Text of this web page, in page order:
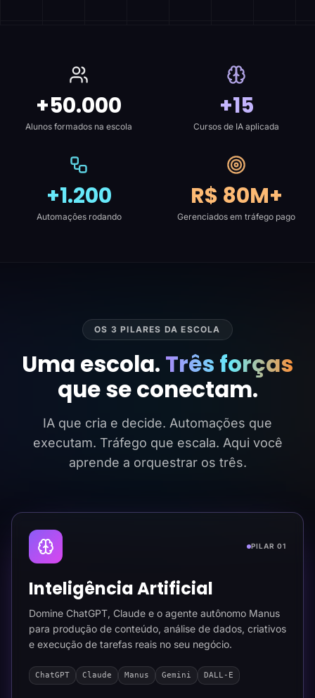
+50.000
Alunos formados na escola
+15
Cursos de IA aplicada
+1.200
Automações rodando
R$ 80M+
Gerenciados em tráfego pago
OS 3 PILARES DA ESCOLA
Uma escola. Três forças
que se conectam.
IA que cria e decide. Automações que
executam. Tráfego que escala. Aqui você
aprende a orquestrar os três.
PILAR 01
Inteligência Artificial
Domine ChatGPT, Claude e o agente autônomo Manus
para produção de conteúdo, análise de dados, criativos
e execução de tarefas reais no seu negócio.
ChatGPT Claude Manus Gemini DALL-E